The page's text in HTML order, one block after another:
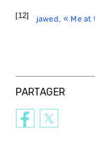
[12] jawed, « Me at
PARTAGER